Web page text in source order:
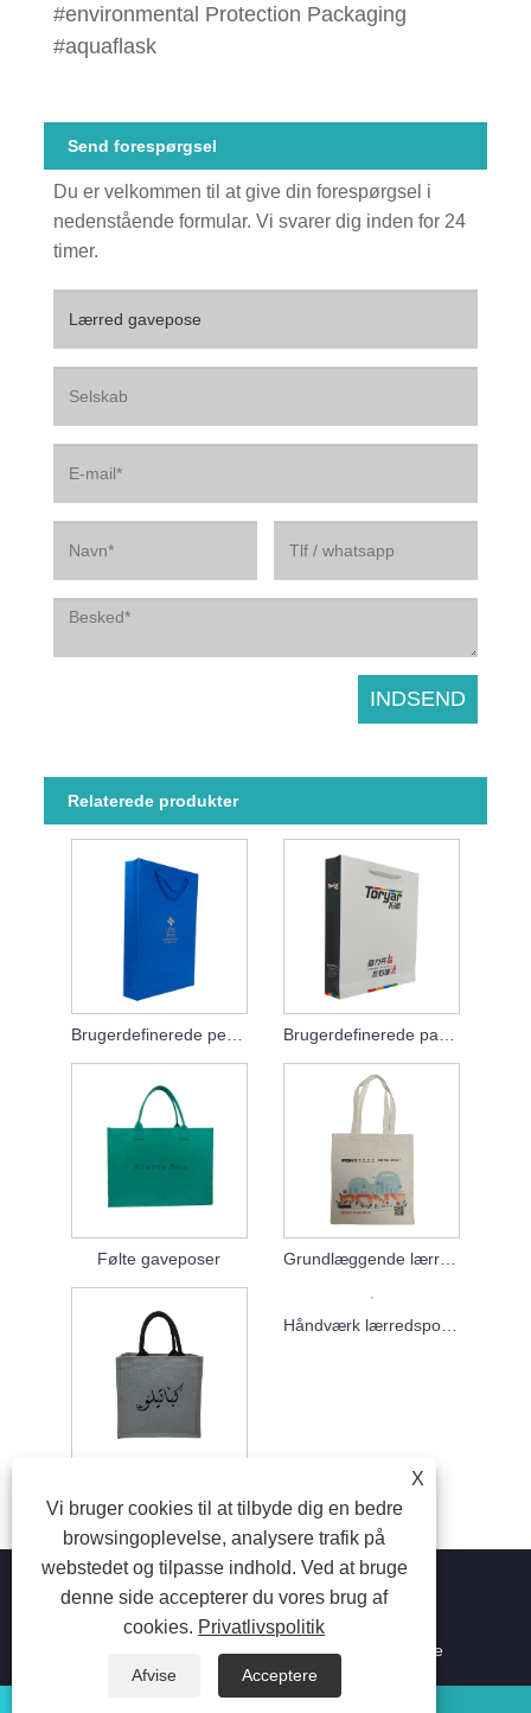
#environmental Protection Packaging
#aquaflask
Send forespørgsel
Du er velkommen til at give din forespørgsel i
nedenstående formular. Vi svarer dig inden for 24
timer.
Relaterede produkter
Følte gaveposer
X
Vi bruger cookies til at tilbyde dig en bedre
browsingoplevelse, analysere trafik på
webstedet og tilpasse indhold. Ved at bruge
denne side accepterer du vores brug af
cookies. Privatlivspolitik
Afvise
Acceptere
Copyright © 2023 Suzhou Aiyide Stationery Co.,Ltd. Alle
rettigheder forbeholdes.